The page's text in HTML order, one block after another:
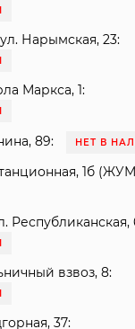
Нарымская, 23:
Маркса, 1:
89: НЕТ В
1б
Республиканская,
взвоз, 8:
37: